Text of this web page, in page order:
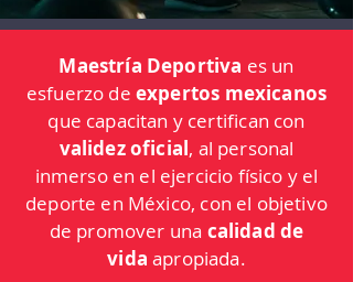
Maestría Deportiva es un
esfuerzo de expertos mexicanos
que capacitan y certifican con
validez oficial, al personal
inmerso en el ejercicio físico y el
deporte en México, con el objetivo
de promover una calidad de
vida apropiada.